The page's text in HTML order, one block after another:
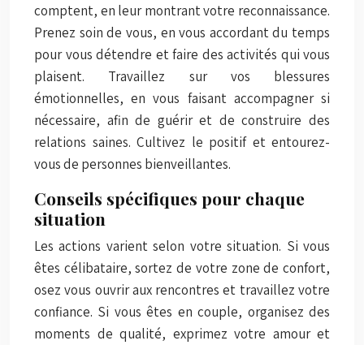
comptent, en leur montrant votre reconnaissance.
Prenez soin de vous, en vous accordant du temps
pour vous détendre et faire des activités qui vous
plaisent. Travaillez sur vos blessures
émotionnelles, en vous faisant accompagner si
nécessaire, afin de guérir et de construire des
relations saines. Cultivez le positif et entourez-
vous de personnes bienveillantes.
Conseils spécifiques pour chaque
situation
Les actions varient selon votre situation. Si vous
êtes célibataire, sortez de votre zone de confort,
osez vous ouvrir aux rencontres et travaillez votre
confiance. Si vous êtes en couple, organisez des
moments de qualité, exprimez votre amour et